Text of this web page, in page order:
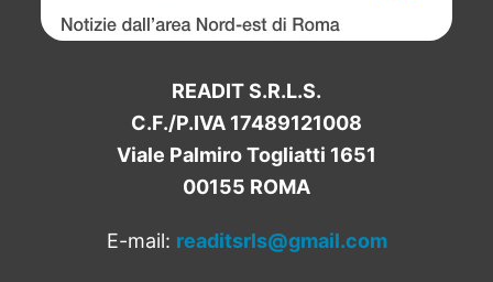
READIT S.R.L.S.
C.F./P.IVA 17489121008
Viale Palmiro Togliatti 1651
00155 ROMA
E-mail: readitsrls@gmail.com